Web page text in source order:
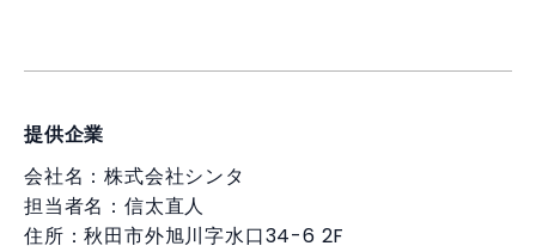
提供企業
会社名：株式会社シンタ
担当者名：信太直人
住所：秋田市外旭川字水口34-6 2F